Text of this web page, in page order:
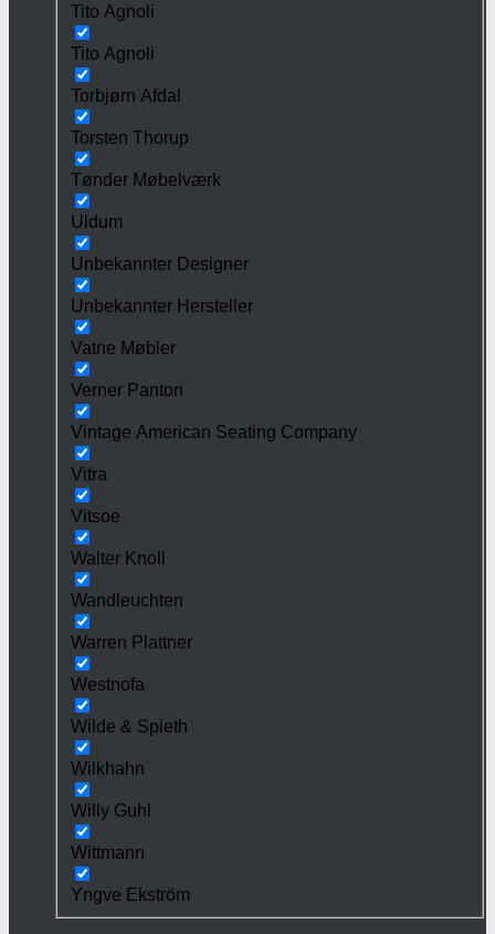
Tito Agnoli
Tito Agnoli
Torbjørn Afdal
Torsten Thorup
Tønder Møbelværk
Uldum
Unbekannter Designer
Unbekannter Hersteller
Vatne Møbler
Verner Panton
Vintage American Seating Company
Vitra
Vitsoe
Walter Knoll
Wandleuchten
Warren Plattner
Westnofa
Wilde & Spieth
Wilkhahn
Willy Guhl
Wittmann
Yngve Ekström